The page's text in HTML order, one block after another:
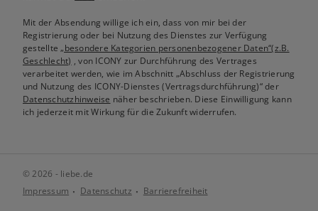
Mit der Absendung willige ich ein, dass von mir bei der
Registrierung oder bei Nutzung des Dienstes zur Verfügung
gestellte„besondere Kategorien personenbezogener Daten“(z.B.
Geschlecht) , von ICONY zur Durchführung des Vertrages
verarbeitet werden, wie im Abschnitt „Abschluss der Registrierung
und Nutzung des ICONY-Dienstes (Vertragsdurchführung)“ der
Datenschutzhinweise näher beschrieben. Diese Einwilligung kann
ich jederzeit mit Wirkung für die Zukunft widerrufen.
© 2026 - liebe.de
Impressum
Datenschutz Barrierefreiheit